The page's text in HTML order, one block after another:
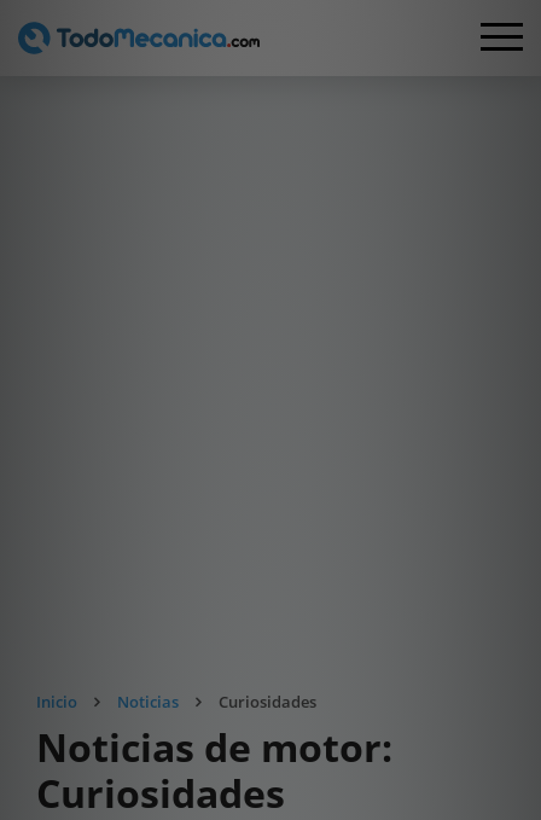
Inicio Noticias Curiosidades
Noticias de motor:
Curiosidades